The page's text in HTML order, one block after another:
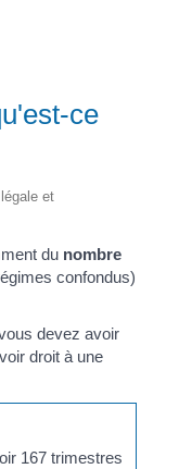
ce
et
du nombre
confondus)
devez avoir
droit à une
167 trimestres